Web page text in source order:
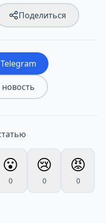
Поделиться
😮
0
😢
0
😡
0